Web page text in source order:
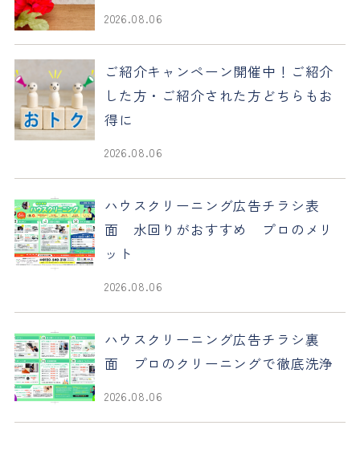
2026.08.06
ご紹介キャンペーン開催中！ご紹介
した方・ご紹介された方どちらもお
得に
2026.08.06
ハウスクリーニング広告チラシ表
面 水回りがおすすめ プロのメリ
ット
2026.08.06
ハウスクリーニング広告チラシ裏
面 プロのクリーニングで徹底洗浄
2026.08.06